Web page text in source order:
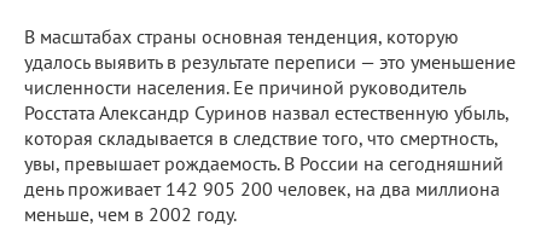
В масштабах страны основная тенденция, которую
удалось выявить в результате переписи — это уменьшение
численности населения. Ее причиной руководитель
Росстата Александр Суринов назвал естественную убыль,
которая складывается в следствие того, что смертность,
увы, превышает рождаемость. В России на сегодняшний
день проживает 142 905 200 человек, на два миллиона
меньше, чем в 2002 году.